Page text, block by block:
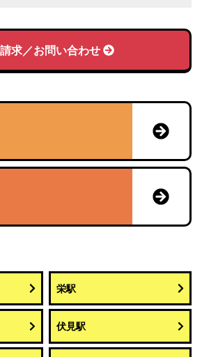
求／お問い合わせ
栄駅
伏見駅